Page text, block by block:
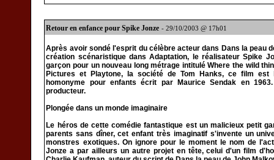
Retour en enfance pour Spike Jonze - 29/10/2003 @ 17h01
Après avoir sondé l'esprit du célèbre acteur dans Dans la peau
création scénaristique dans Adaptation, le réalisateur Spike
garçon pour un nouveau long métrage intitulé Where the wild
Pictures et Playtone, la société de Tom Hanks, ce film est
homonyme pour enfants écrit par Maurice Sendak en
producteur.
Plongée dans un monde imaginaire
Le héros de cette comédie fantastique est un malicieux petit
parents sans dîner, cet enfant très imaginatif s'invente un
monstres exotiques. On ignore pour le moment le nom de
Jonze a par ailleurs un autre projet en tête, celui d'un film